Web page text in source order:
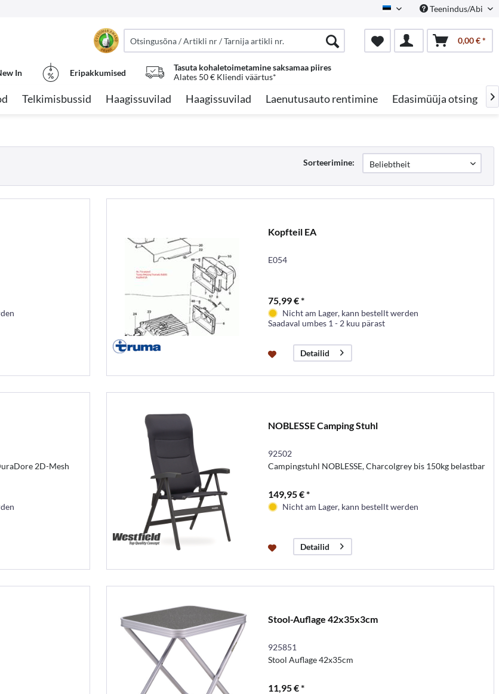
Estonian Teenindus/Abi
0,00 € *
In Eripakkumised
Tasuta kohaletoimetamine saksamaa piires
Alates 50 € Kliendi väärtus*
Telkimisbussid Haagissuvilad Haagissuvilad Laenutusauto rentimine Edasimüüja otsing 
Sorteerimine:
Kopfteil EA
E054
75,99 € *
Nicht am Lager, kann bestellt werden
Saadaval umbes 1 - 2 kuu pärast
Detailid
2D-Mesh
NOBLESSE Camping Stuhl
92502
Campingstuhl NOBLESSE, Charcolgrey bis 150kg belastbar
149,95 € *
Nicht am Lager, kann bestellt werden
Detailid
Stool-Auflage 42x35x3cm
925851
Stool Auflage 42x35cm
11,95 € *